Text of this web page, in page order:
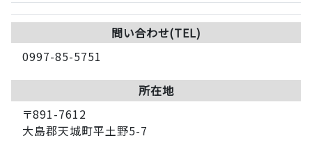
問い合わせ(TEL)
0997-85-5751
所在地
〒891-7612
大島郡天城町平土野5-7